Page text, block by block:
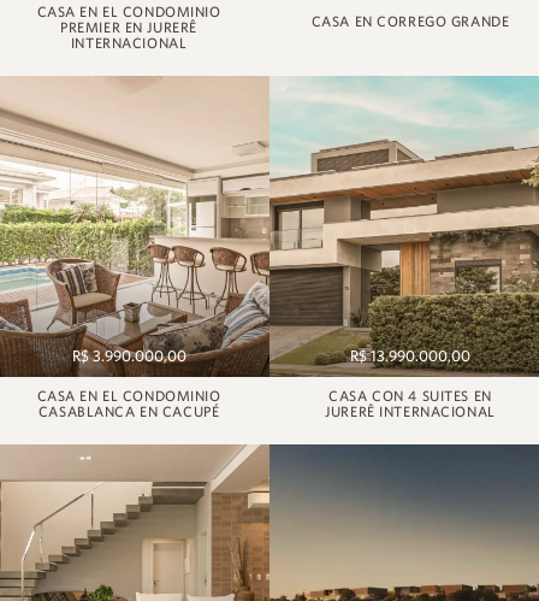
CASA EN EL CONDOMINIO
PREMIER EN JURERÊ
INTERNACIONAL
CASA EN CORREGO GRANDE
R$ 3.990.000,00
CASA EN EL CONDOMINIO
CASABLANCA EN CACUPÉ
R$ 13.990.000,00
CASA CON 4 SUITES EN
JURERÊ INTERNACIONAL